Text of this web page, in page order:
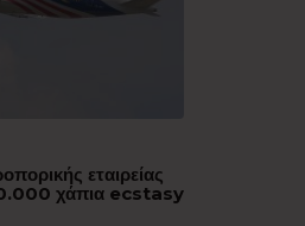
εταιρείας
χάπια ecstasy